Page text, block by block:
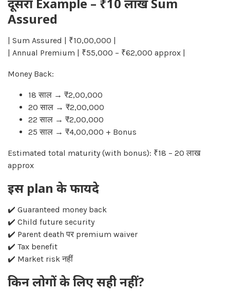
Assured
| Sum Assured | ₹10,00,000 |
| Annual Premium | ₹55,000 – ₹62,000 approx |
Money Back:
18 साल → ₹2,00,000
20 साल → ₹2,00,000
22 साल → ₹2,00,000
25 साल → ₹4,00,000 + Bonus
Estimated total maturity (with bonus): ₹18 – 20 लाख
approx
इस plan के फायदे
✔️ Guaranteed money back
✔️ Child future security
✔️ Parent death पर premium waiver
✔️ Tax benefit
✔️ Market risk नहीं
किन लोगों के लिए सही नहीं?